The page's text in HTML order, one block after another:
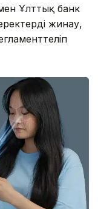
Ұлттық банк
жинау,